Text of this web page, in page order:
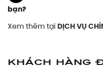
bạn?
Xem thêm tại DỊCH VỤ
Khách hàng